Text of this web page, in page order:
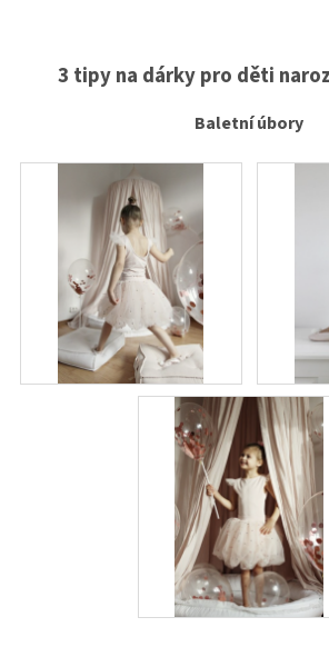
3 tipy na dárky pro děti
Baletní úbory